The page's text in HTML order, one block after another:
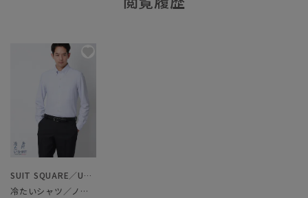
SUIT SQUARE／UNIVERSAL LANGUAGE
冷たいシャツ／ノンアイロンジャージードレスシャツ